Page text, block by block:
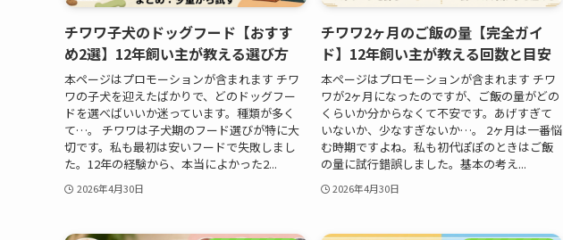
チワワ子犬のドッグフード【おすす
め2選】12年飼い主が教える選び方
本ページはプロモーションが含まれます チワ
ワの子犬を迎えたばかりで、どのドッグフー
ドを選べばいいか迷っています。種類が多く
て…。 チワワは子犬期のフード選びが特に大
切です。私も最初は安いフードで失敗しまし
た。12年の経験から、本当によかった2...
2026年4月30日
チワワ2ヶ月のご飯の量【完全ガイ
ド】12年飼い主が教える回数と目安
本ページはプロモーションが含まれます チワ
ワが2ヶ月になったのですが、ご飯の量がどの
くらいか分からなくて不安です。あげすぎて
いないか、少なすぎないか…。 2ヶ月は一番悩
む時期ですよね。私も初代ぽぽのときはご飯
の量に試行錯誤しました。基本の考え...
2026年4月30日